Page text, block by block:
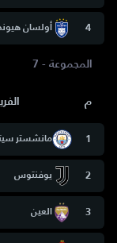
4 أولسان
المجموعة - 7
م
1 مانشستر
2 يوفنتوس
3 العين